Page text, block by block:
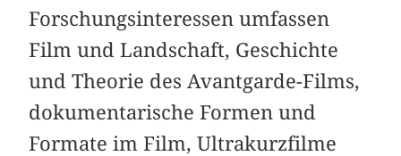
Forschungsinteressen umfassen
Film und Landschaft, Geschichte
und Theorie des Avantgarde-Films,
dokumentarische Formen und
Formate im Film, Ultrakurzfilme